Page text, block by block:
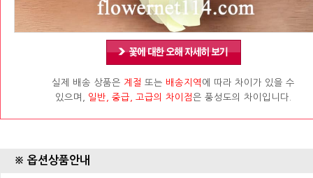
실제 배송 상품은 계절 또는 배송지역 에 따라 차이가 있을 수
있으며, 일반, 중급, 고급의 차이점은 풍성도의 차이입니다.
※ 옵션상품안내